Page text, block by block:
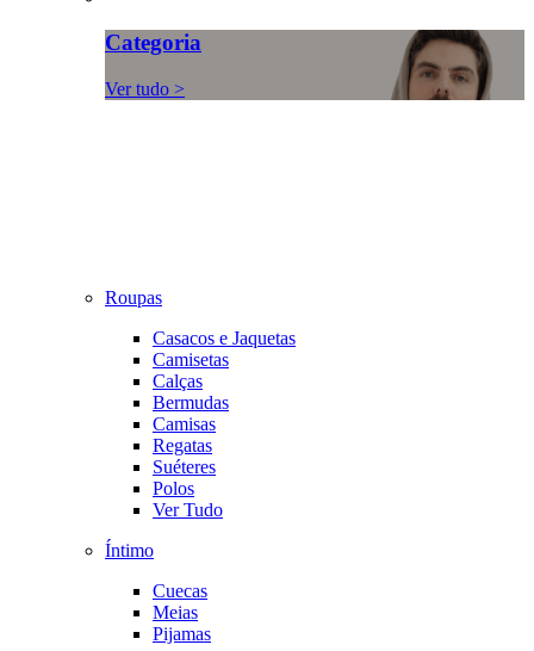
Categoria
Ver tudo >
Roupas
Casacos e Jaquetas
Camisetas
Calças
Bermudas
Camisas
Regatas
Suéteres
Polos
Ver Tudo
Íntimo
Cuecas
Meias
Pijamas